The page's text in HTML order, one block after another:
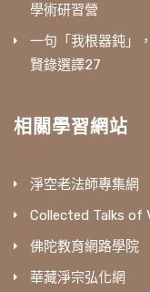
學術研習營
一句「我根器鈍」
賢錄選譯27
相關學習網站
淨空老法師專集網
Collected Talks of
佛陀教育網路學院
華藏淨宗弘化網